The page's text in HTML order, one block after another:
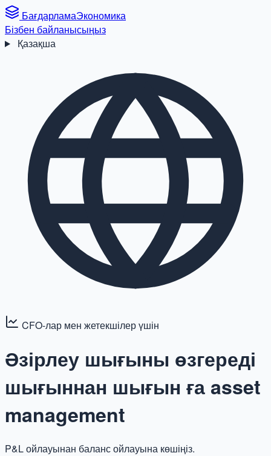
БағдарламаЭкономика
Бізбен байланысыңыз
Қазақша
CFO-лар мен жетекшілер үшін
Әзірлеу шығыны өзгереді
шығыннан шығын ға asset
management
P&L ойлауынан баланс ойлауына көшіңіз.